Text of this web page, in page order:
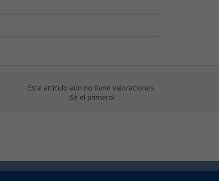
Este artículo aún no tiene valoraciones.
¡Sé el primero!